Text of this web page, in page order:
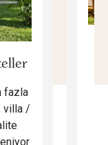
fazla
villa /